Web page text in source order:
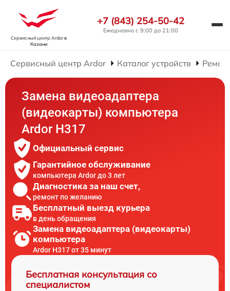
Сервисный центр Ardorв
Казани
+7 (843) 254-50-42
Ежедневно с 9:00 до 21:00
Сервисный центр Ardor Каталог устройств
Замена видеоадаптера
(видеокарты) компьютера
Ardor H317
Официальный сервис
Гарантийное обслуживание
компьютера Ardor до 3 лет
Диагностика за наш счет,
ремонт по желанию
Бесплатный выезд курьера
в день обращения
Замена видеоадаптера (видеокарты)
компьютера
Ardor H317 от 35 минут
Бесплатная консультация со
специалистом